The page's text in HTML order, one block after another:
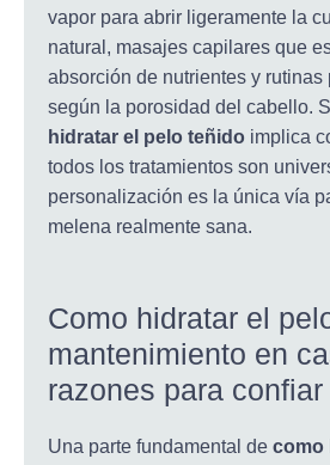
vapor para abrir ligeramente la
natural, masajes capilares que
absorción de nutrientes y
según la porosidad del cabello.
hidratar el pelo teñido implica
todos los tratamientos son
personalización es la única vía
melena realmente sana.
Como hidratar el
mantenimiento en
razones para
Una parte fundamental decomo